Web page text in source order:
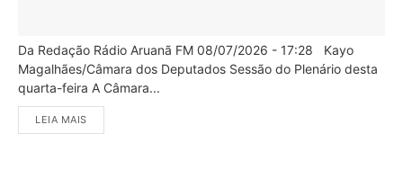
Da Redação Rádio Aruanã FM 08/07/2026 - 17:28 Kayo
Magalhães/Câmara dos Deputados Sessão do Plenário desta
quarta-feira A Câmara...
LEIA MAIS